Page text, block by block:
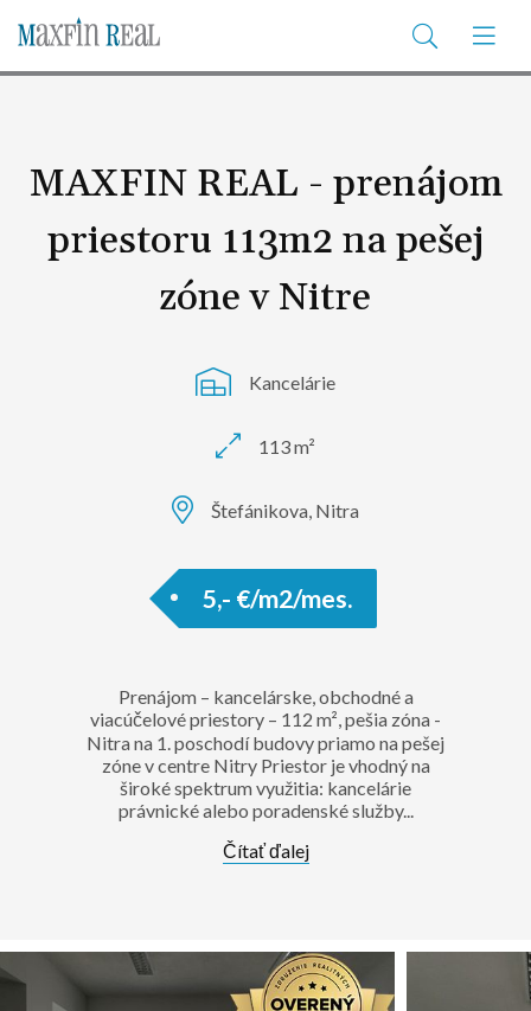
MAXFIN REAL - prenájom
priestoru 113m2 na pešej
zóne v Nitre
Kancelárie
113 m²
Štefánikova, Nitra
5,- €/m2/mes.
Prenájom – kancelárske, obchodné a
viacúčelové priestory – 112 m², pešia zóna -
Nitra na 1. poschodí budovy priamo na pešej
zóne v centre Nitry Priestor je vhodný na
široké spektrum využitia: kancelárie
právnické alebo poradenské služby...
Čítať ďalej